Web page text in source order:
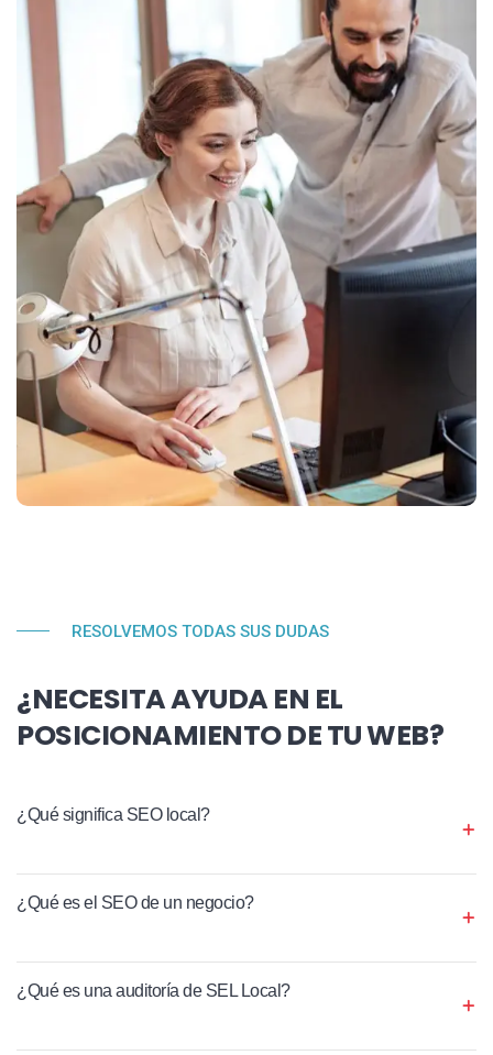
RESOLVEMOS TODAS SUS DUDAS
¿NECESITA AYUDA EN EL
POSICIONAMIENTO DE TU WEB?
¿Qué significa SEO local?
¿Qué es el SEO de un negocio?
¿Qué es una auditoría de SEL Local?